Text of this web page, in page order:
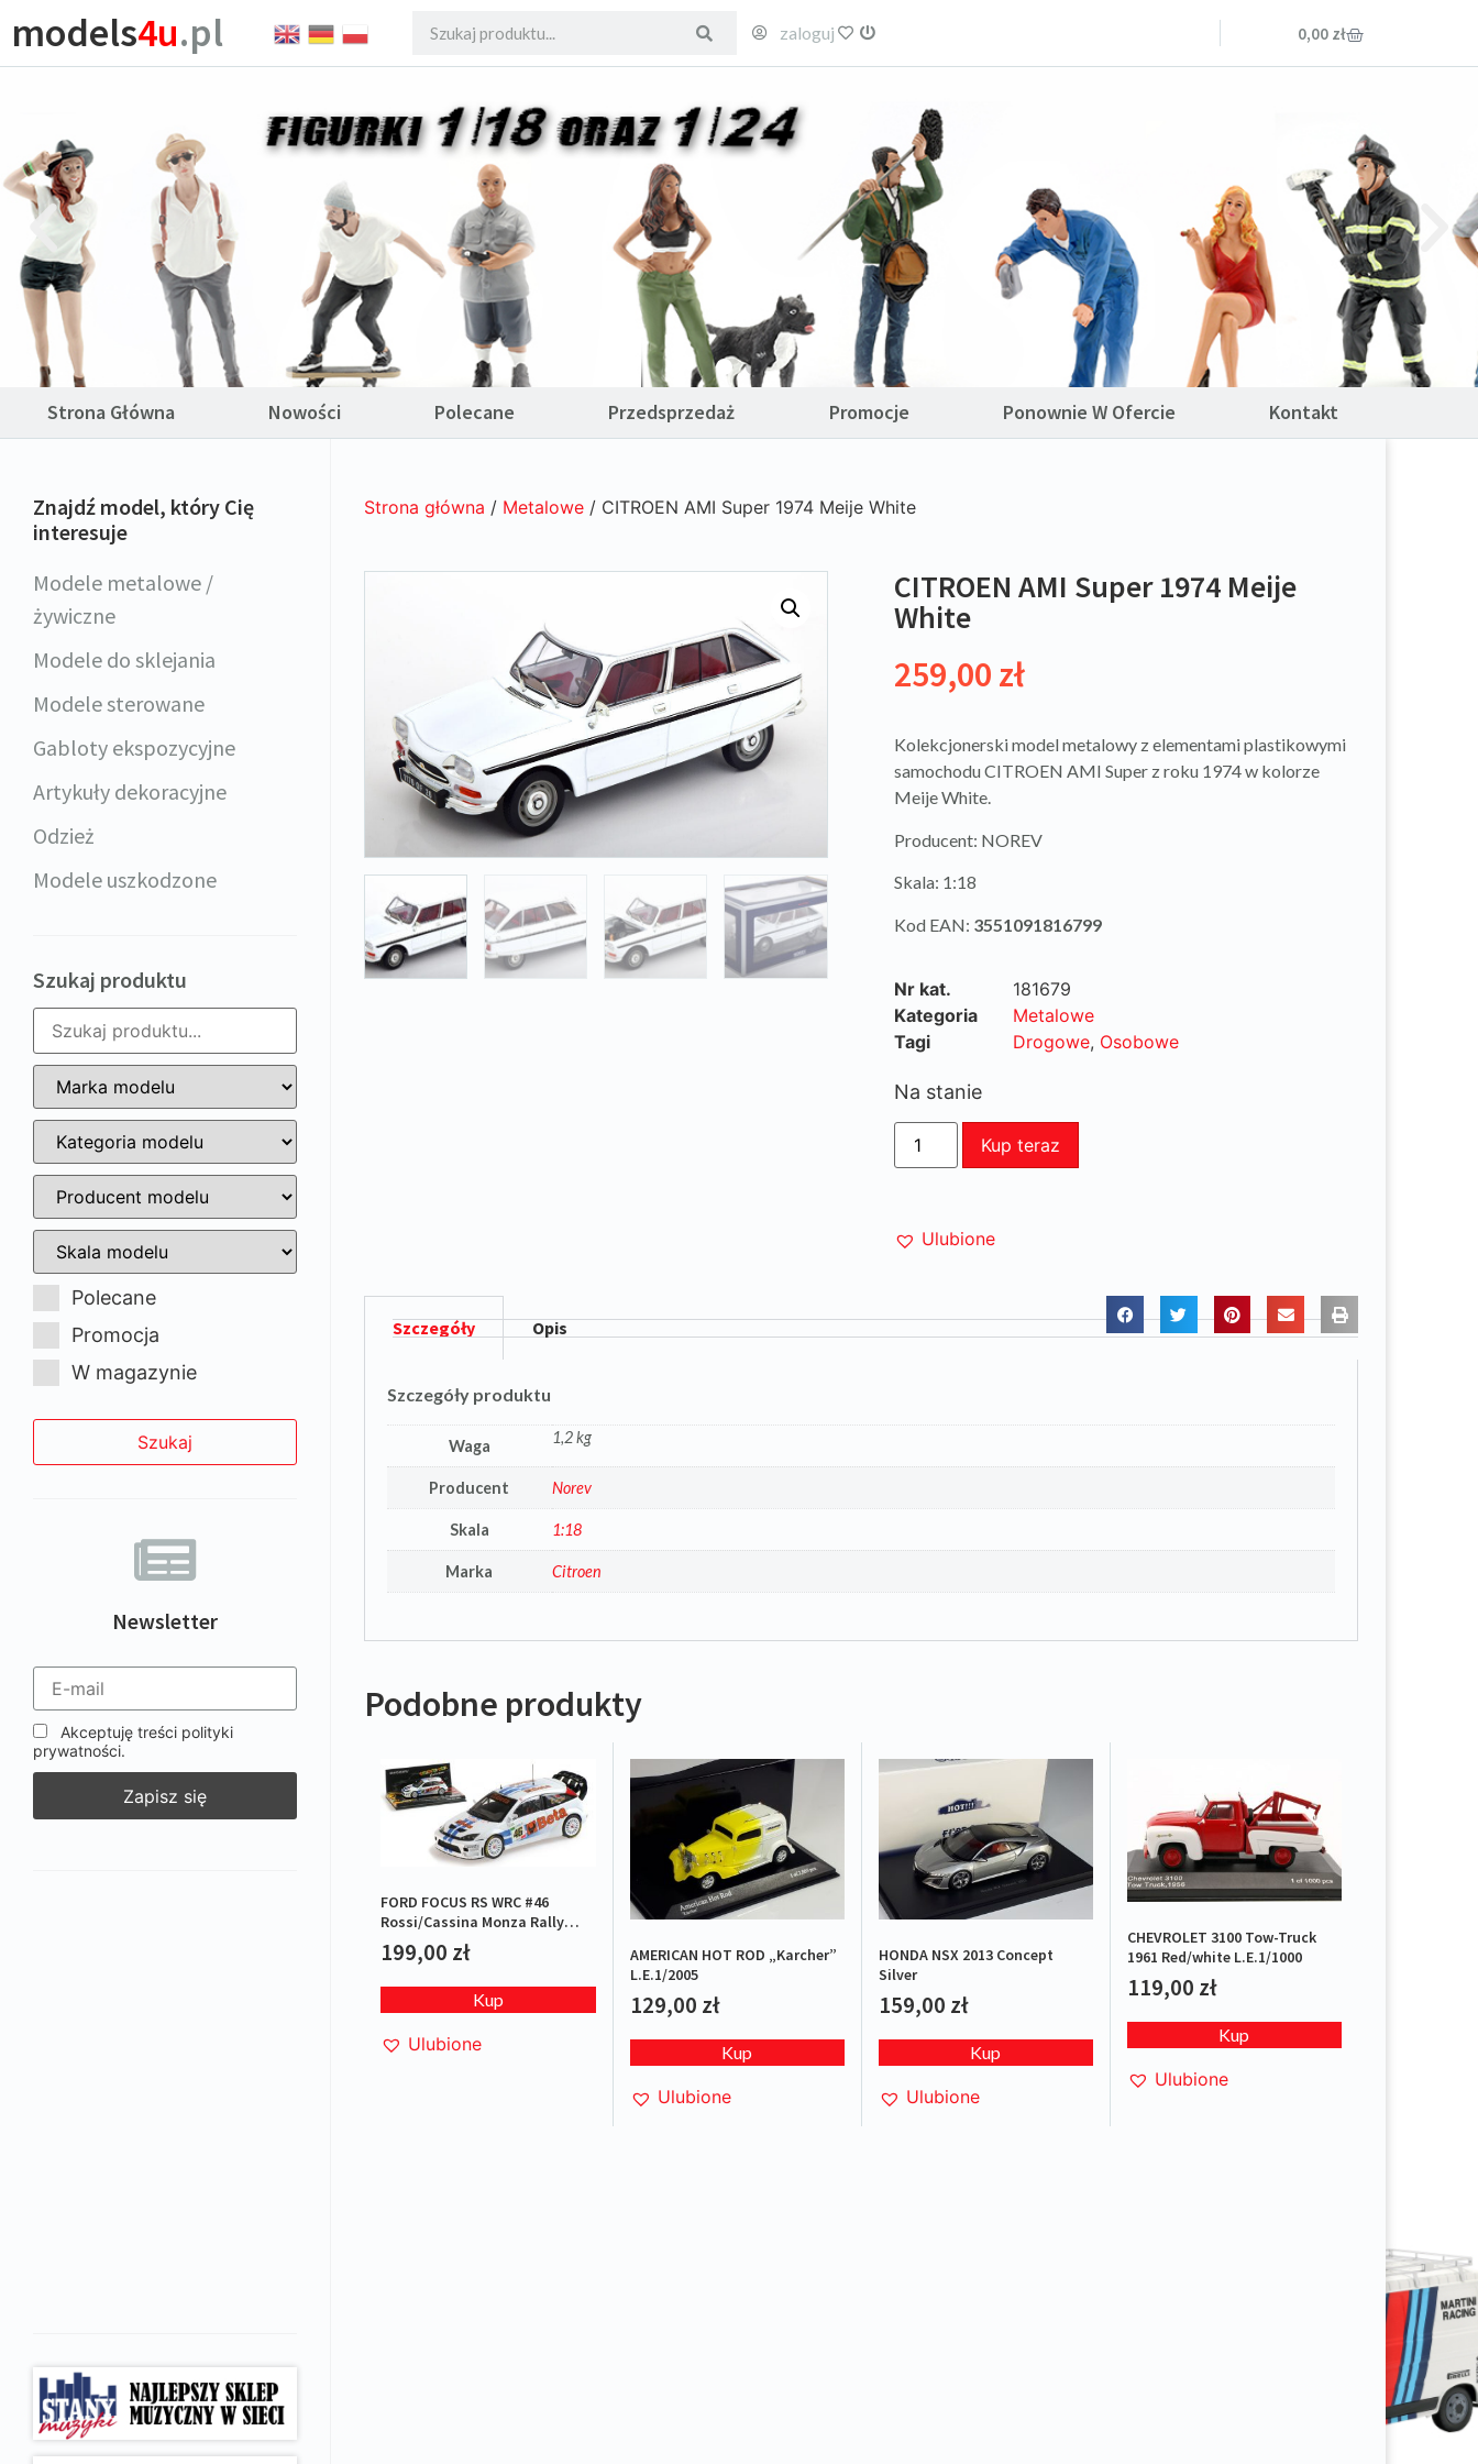
models4u.pl zaloguj ulubione 0,00 zł
Strona Główna Nowości Polecane Przedsprzedaż Promocje Ponownie W Ofercie Kontakt
Znajdź model, który Cię
interesuje
Modele metalowe /
żywiczne
Modele do sklejania
Modele sterowane
Gabloty ekspozycyjne
Artykuły dekoracyjne
Odzież
Modele uszkodzone
Szukaj produktu
Polecane
Promocja
W magazynie
Newsletter
Akceptuję treści polityki
prywatności.
Strona główna / Metalowe/ CITROEN AMI Super 1974 Meije White
CITROEN AMI Super 1974 Meije
White
259,00 zł
Kolekcjonerski model metalowy z elementami plastikowymi
samochodu CITROEN AMI Super z roku 1974 w kolorze
Meije White.
Producent: NOREV
Skala: 1:18
Kod EAN: 3551091816799
Nr kat.
181679
Kategoria
Metalowe
Tagi
Drogowe, Osobowe
Na stanie
Kup teraz
Ulubione
Szczegóły Opis
Szczegóły produktu
Waga 1,2 kg
Producent Norev
Skala 1:18
Marka Citroen
Podobne produkty
FORD FOCUS RS WRC #46
Rossi/Cassina Monza Rally
2007 L.E.1/1008
199,00 zł
Kup
Ulubione
AMERICAN HOT ROD „Karcher”
L.E.1/2005
129,00 zł
Kup
Ulubione
HONDA NSX 2013 Concept
Silver
159,00 zł
Kup
Ulubione
CHEVROLET 3100 Tow-Truck
1961 Red/white L.E.1/1000
119,00 zł
Kup
Ulubione